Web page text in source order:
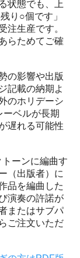
状態でも、上
り○個です」
注生産です。
らためてご確
の影響や出版
記載の納期よ
のホリデーシ
ベルが長期
遅れる可能性
ーンに編曲す
（出版者）に
品を編曲した
演奏の許諾が
またはサブパ
ご注文いただ